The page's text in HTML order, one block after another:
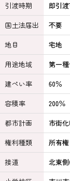
引渡時期
即引
国土法届出
不要
地目
宅地
用途地域
第一
建ぺい率
60％
容積率
200％
都市計画
市街
権利種類
所有権
接道
北東